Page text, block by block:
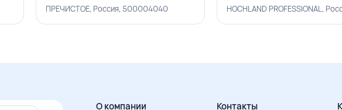
ПРЕЧИСТОЕ, Россия, 500004040
О компании Контакты